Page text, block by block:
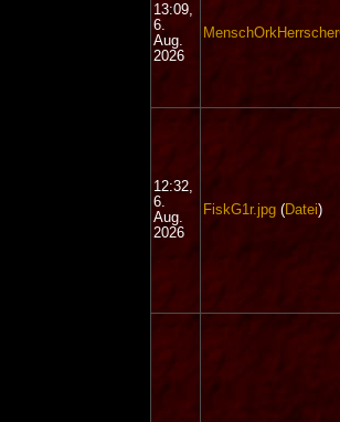
13:09,
6.
Aug.
2026
12:32,
6.
Aug.
2026
FiskG1r.jpg(Datei)